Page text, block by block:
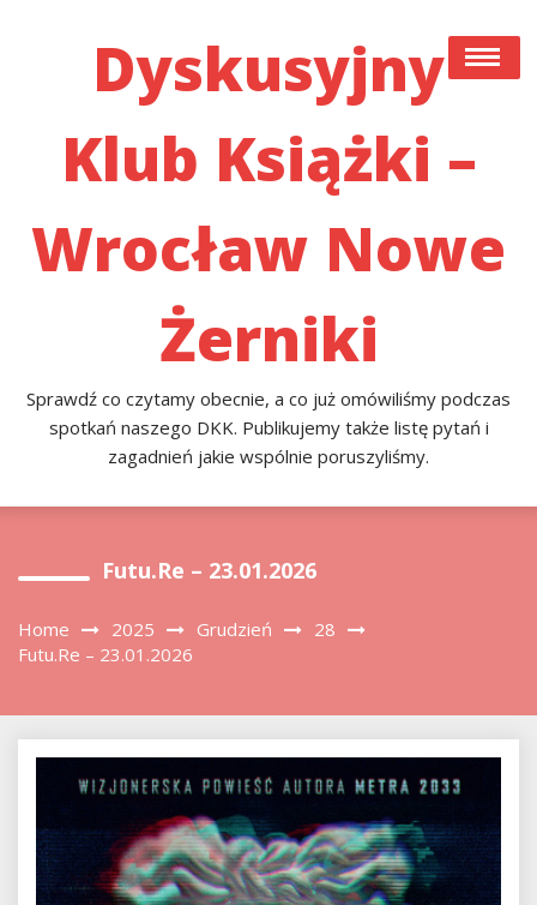
Dyskusyjny
Klub Książki –
Wrocław Nowe
Żerniki
Sprawdź co czytamy obecnie, a co już omówiliśmy podczas
spotkań naszego DKK. Publikujemy także listę pytań i
zagadnień jakie wspólnie poruszyliśmy.
#22 (bez Tytułu)
Co Czytamy Obecnie, A Co Już Przeczytaliśmy I
Także Listę Pytań I Zagadnień Jakie Poruszyliśmy.
Przykładowa Strona
Futu.re – 23.01.2026
Home 2025 Grudzień
28
Futu.re – 23.01.2026